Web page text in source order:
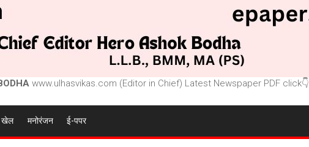
www.ulhasvikas.com (Editor in Chief) Latest Newspaper PDF click👇
खेल मनोरंजन ई-पपर